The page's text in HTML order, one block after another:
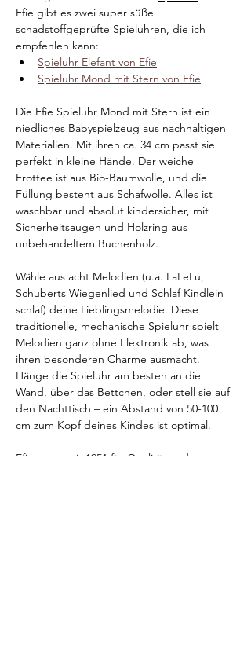
Efie gibt es zwei super süße
schadstoffgeprüfte Spieluhren, die ich
empfehlen kann:
Spieluhr Elefant von Efie
Spieluhr Mond mit Stern von Efie
Die Efie Spieluhr Mond mit Stern ist ein
niedliches Babyspielzeug aus nachhaltigen
Materialien. Mit ihren ca. 34 cm passt sie
perfekt in kleine Hände. Der weiche
Frottee ist aus Bio-Baumwolle, und die
Füllung besteht aus Schafwolle. Alles ist
waschbar und absolut kindersicher, mit
Sicherheitsaugen und Holzring aus
unbehandeltem Buchenholz.
Wähle aus acht Melodien (u.a. LaLeLu,
Schuberts Wiegenlied und Schlaf Kindlein
schlaf) deine Lieblingsmelodie. Diese
traditionelle, mechanische Spieluhr spielt
Melodien ganz ohne Elektronik ab, was
ihren besonderen Charme ausmacht.
Hänge die Spieluhr am besten an die
Wand, über das Bettchen, oder stell sie auf
den Nachttisch – ein Abstand von 50-100
cm zum Kopf deines Kindes ist optimal.
Efie steht seit 1951 für Qualität und